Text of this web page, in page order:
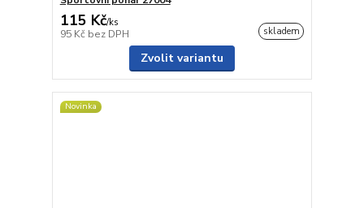
115 Kč/ks
95 Kč bez DPH skladem
Zvolit variantu
Novinka